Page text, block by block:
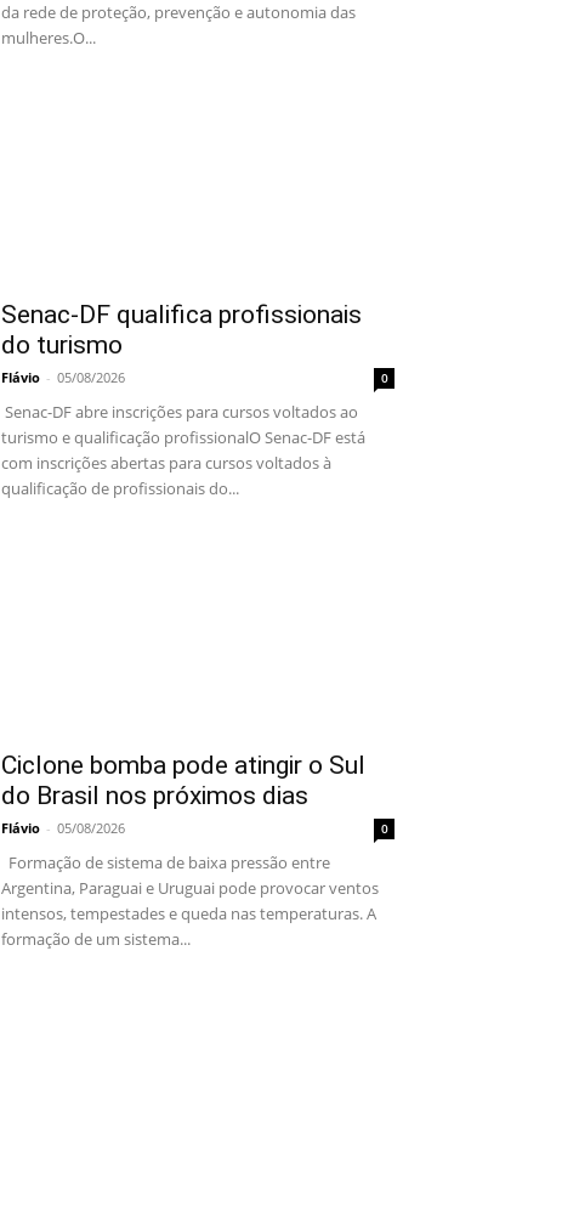
da rede de proteção, prevenção e autonomia das
mulheres.O...
Senac-DF qualifica profissionais
do turismo
Flávio - 05/08/2026 0
Senac-DF abre inscrições para cursos voltados ao
turismo e qualificação profissionalO Senac-DF está
com inscrições abertas para cursos voltados à
qualificação de profissionais do...
Ciclone bomba pode atingir o Sul
do Brasil nos próximos dias
Flávio - 05/08/2026 0
Formação de sistema de baixa pressão entre
Argentina, Paraguai e Uruguai pode provocar ventos
intensos, tempestades e queda nas temperaturas. A
formação de um sistema...